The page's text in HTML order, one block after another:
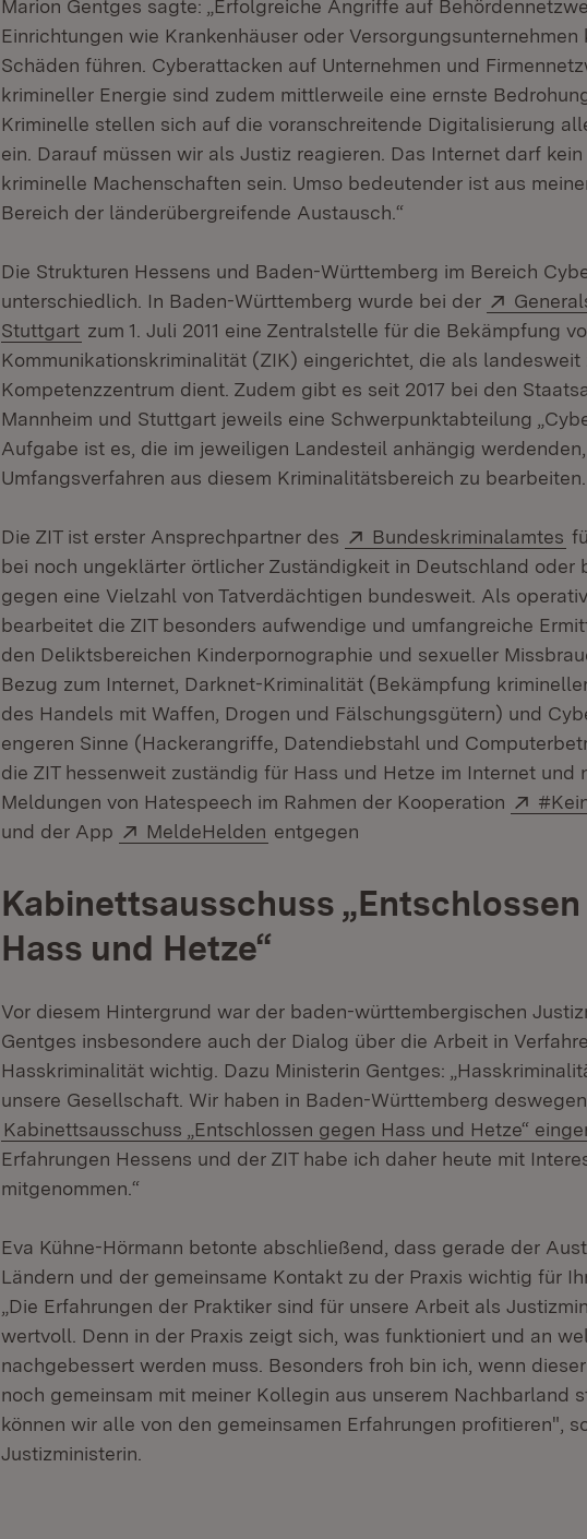
Marion Gentges sagte: „Erfolgreiche Angriffe auf
Einrichtungen wie Krankenhäuser oder Versorgungsunternehmen
Schäden führen. Cyberattacken auf Unternehmen und
krimineller Energie sind zudem mittlerweile eine ernste
Kriminelle stellen sich auf die voranschreitende Digitalisierung
ein. Darauf müssen wir als Justiz reagieren. Das Internet darf
kriminelle Machenschaften sein. Umso bedeutender ist aus
Bereich der länderübergreifende Austausch.“
Die Strukturen Hessens und Baden-Württemberg im Bereich
unterschiedlich. In Baden-Württemberg wurde bei der
Extern:
Stuttgart (Öffnet in neuem Fenster)
zum 1. Juli 2011 eine Zentralstelle für die Bekämpfung
Kommunikationskriminalität (ZIK) eingerichtet, die als landesweit
Kompetenzzentrum dient. Zudem gibt es seit 2017 bei den
Mannheim und Stuttgart jeweils eine Schwerpunktabteilung
Aufgabe ist es, die im jeweiligen Landesteil anhängig
Umfangsverfahren aus diesem Kriminalitätsbereich zu bearbeiten.
Die ZIT ist erster Ansprechpartner des Extern:
Bundeskriminalamtes
bei noch ungeklärter örtlicher Zuständigkeit in Deutschland oder
gegen eine Vielzahl von Tatverdächtigen bundesweit. Als
bearbeitet die ZIT besonders aufwendige und umfangreiche
den Deliktsbereichen Kinderpornographie und sexueller
Bezug zum Internet, Darknet-Kriminalität (Bekämpfung
des Handels mit Waffen, Drogen und Fälschungsgütern) und
engeren Sinne (Hackerangriffe, Datendiebstahl und
die ZIT hessenweit zuständig für Hass und Hetze im Internet und
Meldungen von Hatespeech im Rahmen der Kooperation
und der App
Extern:
MeldeHelden (Öffnet in neuem Fenster)
entgegen
Kabinettsausschuss
Hass und Hetze“
Vor diesem Hintergrund war der baden-württembergischen
Gentges insbesondere auch der Dialog über die Arbeit in
Hasskriminalität wichtig. Dazu Ministerin Gentges:
unsere Gesellschaft. Wir haben in Baden-Württemberg
Kabinettsausschuss „Entschlossen gegen Hass und Hetze“
Erfahrungen Hessens und der ZIT habe ich daher heute mit
mitgenommen.“
Eva Kühne-Hörmann betonte abschließend, dass gerade der
Ländern und der gemeinsame Kontakt zu der Praxis wichtig für
„Die Erfahrungen der Praktiker sind für unsere Arbeit als
wertvoll. Denn in der Praxis zeigt sich, was funktioniert und an
nachgebessert werden muss. Besonders froh bin ich, wenn
noch gemeinsam mit meiner Kollegin aus unserem Nachbarland
können wir alle von den gemeinsamen Erfahrungen profitieren",
Justizministerin.